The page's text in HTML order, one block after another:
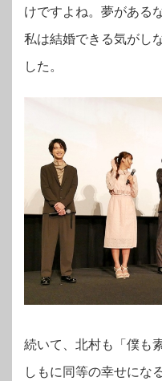
けですよね。夢がある
私は結婚できる気がし
した。
続いて、北村も「僕も
しもに同等の幸せにな